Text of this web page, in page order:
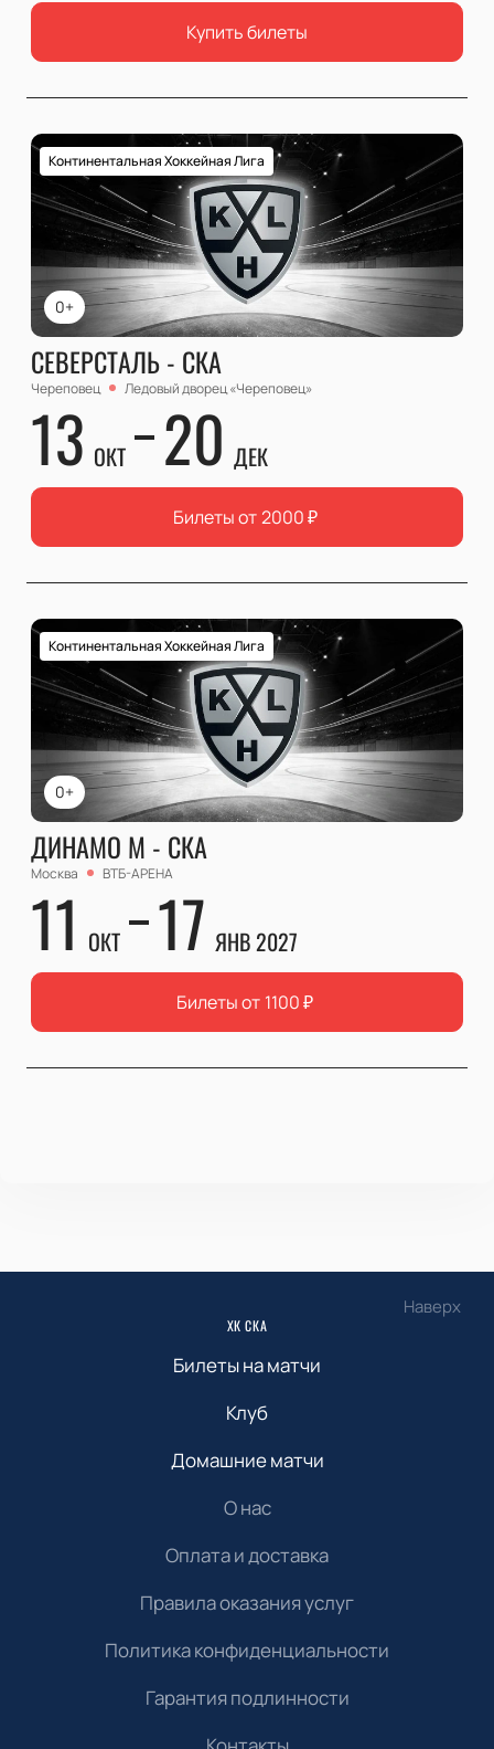
Купить билеты
0+
Континентальная Хоккейная Лига
СЕВЕРСТАЛЬ - СКА
Череповец Ледовый дворец «Череповец»
13 ОКТ 20 ДЕК
Билеты от 2000₽
0+
Континентальная Хоккейная Лига
ДИНАМО М - СКА
Москва ВТБ-АРЕНА
11 ОКТ 17 ЯНВ 2027
Билеты от 1100₽
Наверх
ХК СКА
Билеты на матчи
Клуб
Домашние матчи
О нас
Оплата и доставка
Правила оказания услуг
Политика конфиденциальности
Гарантия подлинности